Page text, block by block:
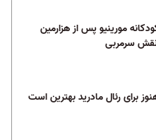
مورینیو پس از هزارمین
سرمربی
برای رئال مادرید بهترین است